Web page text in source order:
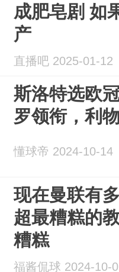
成肥皂剧 如
产
直播吧 2025-01-12
斯洛特选欧
罗领衔，利
懂球帝 2024-10-14
现在曼联有
超最糟糕的
糟糕
福酱侃球 2024-10-